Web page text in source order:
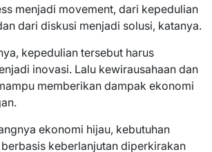
menjadi movement, dari kepedulian
dari diskusi menjadi solusi, katanya.
kepedulian tersebut harus
inovasi. Lalu kewirausahaan dan
memberikan dampak ekonomi
ekonomi hijau, kebutuhan
keberlanjutan diperkirakan